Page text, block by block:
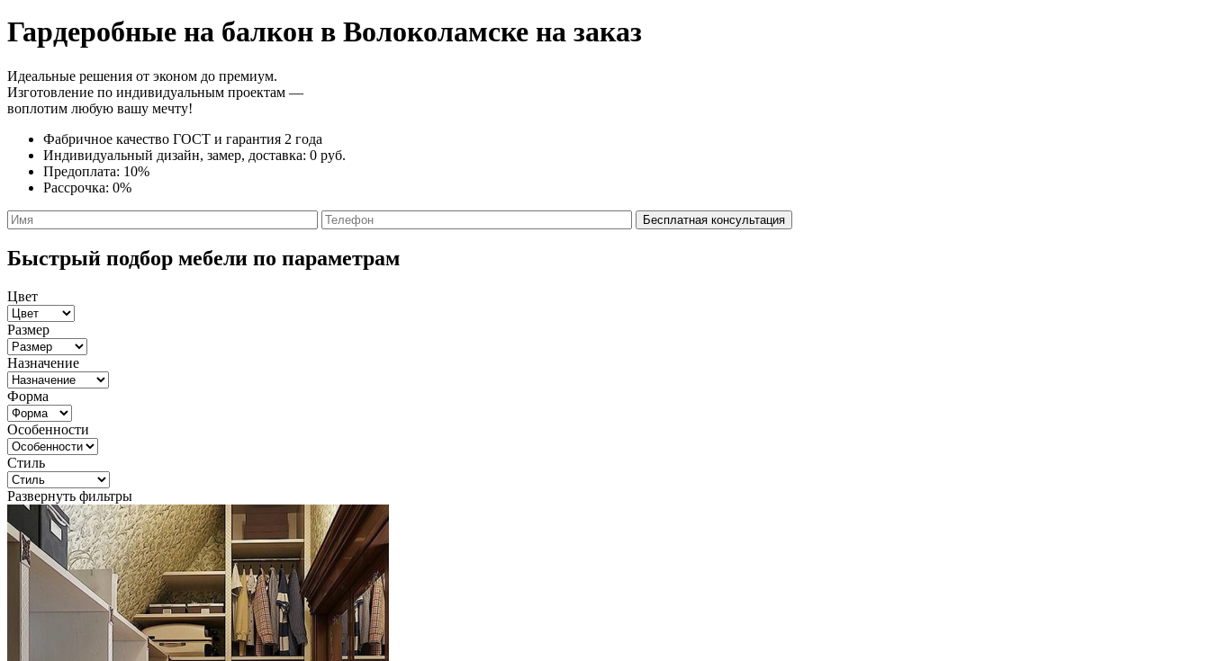
Гардеробные на балкон в Волоколамске на заказ
Идеальные решения от эконом до премиум.
Изготовление по индивидуальным проектам —
воплотим любую вашу мечту!
Фабричное качество ГОСТ и гарантия 2 года
Индивидуальный дизайн, замер, доставка: 0 руб.
Предоплата: 10%
Рассрочка: 0%
Быстрый подбор мебели по параметрам
Цвет
Размер
Назначение
Форма
Особенности
Стиль
Развернуть фильтры